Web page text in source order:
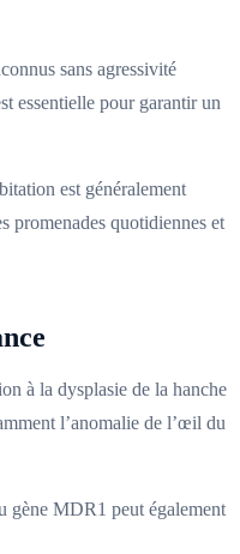
sans agressivité
essentielle pour garantir un
est généralement
promenades quotidiennes et
à la dysplasie de la hanche
l’anomalie de l’œil du
gène MDR1 peut également